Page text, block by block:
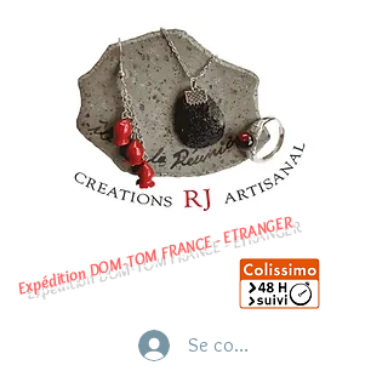
Expédition DOM-TOM FRANCE - ETRANGER
Se connecter